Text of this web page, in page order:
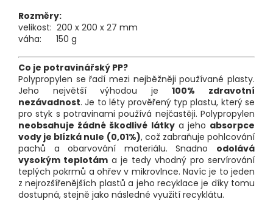
Rozměry:
velikost: 200 x 200 x 27 mm
váha: 150 g
Co je potravinářský PP?
Polypropylen se řadí mezi nejběžněji používané plasty.
Jeho největší výhodou je100% zdravotní
nezávadnost. Je to léty prověřený typ plastu, který se
pro styk s potravinami používá nejčastěji. Polypropylen
neobsahuje žádné škodlivé látkya jeho absorpce
vody je blízká nule (0,01%), což zabraňuje pohlcování
pachů a obarvování materiálu. Snadno odolává
vysokým teplotám a je tedy vhodný pro servírování
teplých pokrmů a ohřev v mikrovlnce. Navíc je to jeden
z nejrozšířenějších plastů a jeho recyklace je díky tomu
dostupná, stejně jako následné využití recyklátu.